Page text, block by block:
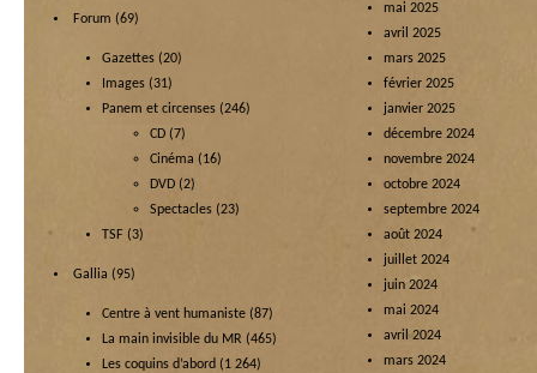
Forum (69)
Gazettes (20)
Images (31)
Panem et circenses (246)
CD (7)
Cinéma (16)
DVD (2)
Spectacles (23)
TSF (3)
Gallia (95)
Centre à vent humaniste (87)
La main invisible du MR (465)
Les coquins d’abord (1 264)
mai 2025
avril 2025
mars 2025
février 2025
janvier 2025
décembre 2024
novembre 2024
octobre 2024
septembre 2024
août 2024
juillet 2024
juin 2024
mai 2024
avril 2024
mars 2024